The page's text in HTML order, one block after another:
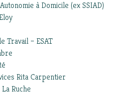
à Domicile (ex SSIAD)
Travail – ESAT
Rita Carpentier
Ruche